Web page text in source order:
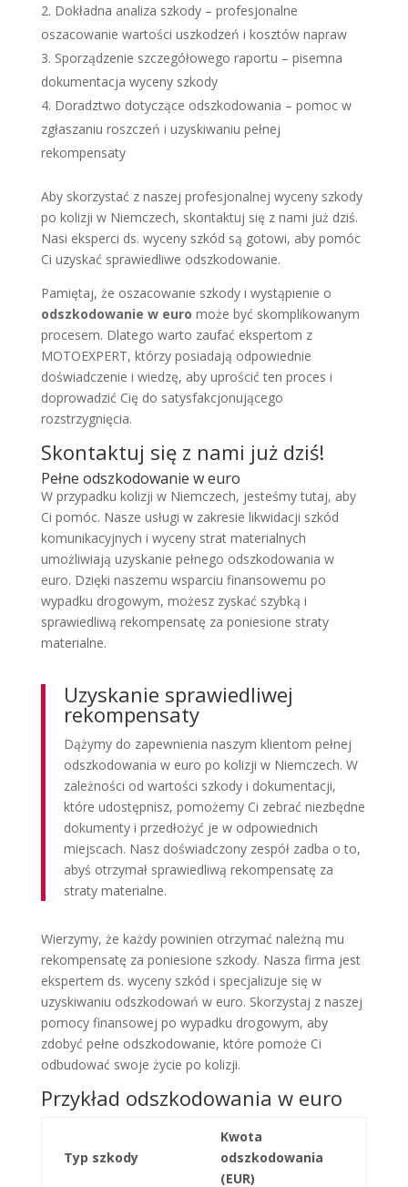
Dokładna analiza szkody – profesjonalne
oszacowanie wartości uszkodzeń i kosztów napraw
Sporządzenie szczegółowego raportu – pisemna
dokumentacja wyceny szkody
Doradztwo dotyczące odszkodowania – pomoc w
zgłaszaniu roszczeń i uzyskiwaniu pełnej
rekompensaty
Aby skorzystać z naszej profesjonalnej wyceny szkody
po kolizji w Niemczech, skontaktuj się z nami już dziś.
Nasi eksperci ds. wyceny szkód są gotowi, aby pomóc
Ci uzyskać sprawiedliwe odszkodowanie.
Pamiętaj, że oszacowanie szkody i wystąpienie o
odszkodowanie w euro może być skomplikowanym
procesem. Dlatego warto zaufać ekspertom z
MOTOEXPERT, którzy posiadają odpowiednie
doświadczenie i wiedzę, aby uprościć ten proces i
doprowadzić Cię do satysfakcjonującego
rozstrzygnięcia.
Skontaktuj się z nami już dziś!
Pełne odszkodowanie w euro
W przypadku kolizji w Niemczech, jesteśmy tutaj, aby
Ci pomóc. Nasze usługi w zakresie likwidacji szkód
komunikacyjnych i wyceny strat materialnych
umożliwiają uzyskanie pełnego odszkodowania w
euro. Dzięki naszemu wsparciu finansowemu po
wypadku drogowym, możesz zyskać szybką i
sprawiedliwą rekompensatę za poniesione straty
materialne.
Uzyskanie sprawiedliwej
rekompensaty
Dążymy do zapewnienia naszym klientom pełnej
odszkodowania w euro po kolizji w Niemczech. W
zależności od wartości szkody i dokumentacji,
które udostępnisz, pomożemy Ci zebrać niezbędne
dokumenty i przedłożyć je w odpowiednich
miejscach. Nasz doświadczony zespół zadba o to,
abyś otrzymał sprawiedliwą rekompensatę za
straty materialne.
Wierzymy, że każdy powinien otrzymać należną mu
rekompensatę za poniesione szkody. Nasza firma jest
ekspertem ds. wyceny szkód i specjalizuje się w
uzyskiwaniu odszkodowań w euro. Skorzystaj z naszej
pomocy finansowej po wypadku drogowym, aby
zdobyć pełne odszkodowanie, które pomoże Ci
odbudować swoje życie po kolizji.
Przykład odszkodowania w euro
Typ szkody
Kwota
odszkodowania
(EUR)